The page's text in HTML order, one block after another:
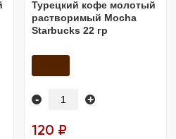
Турецкий кофе молотый
растворимый Mocha
Starbucks 22 гр
- +
120 ₽